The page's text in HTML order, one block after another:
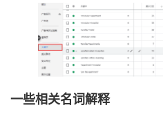
一些相关名词解释